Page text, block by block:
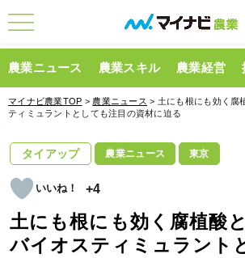
農業ニュース 農業スキル 農業経営
マイナビ農業TOP > 農業ニュース > 土にも根にも効く腐
ティミュラントとしても注目の資材に迫る
タイアップ 農業ニュース 東京
+4
土にも根にも効く腐植酸
バイオスティミュラント